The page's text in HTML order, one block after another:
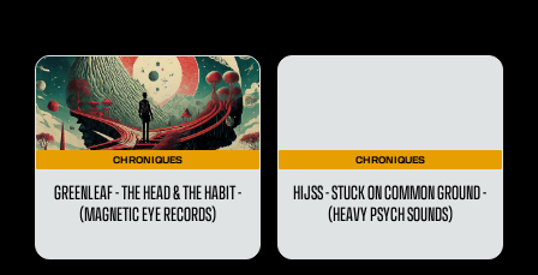
CHRONIQUES
GREENLEAF - THE HEAD & THE HABIT -
(MAGNETIC EYE RECORDS)
CHRONIQUES
HIJSS - STUCK ON COMMON GROUND -
(HEAVY PSYCH SOUNDS)